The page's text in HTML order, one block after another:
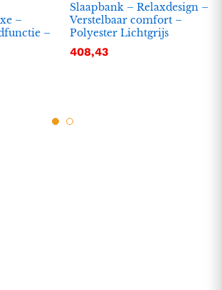
–
–
Slaapbank – Relaxdesign –
Verstelbaar comfort –
Polyester Lichtgrijs
408,43